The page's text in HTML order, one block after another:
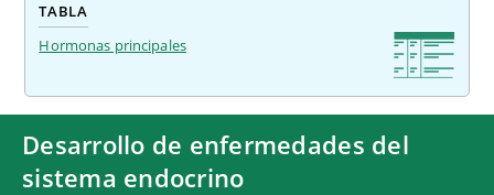
TABLA
Hormonas principales
Desarrollo de enfermedades del
sistema endocrino